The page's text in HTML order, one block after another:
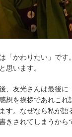
「かわりたい」です
思います。
、友光さんは最後に
想を挨拶であれこれ
す。なぜなら私が語
きされてしまうから